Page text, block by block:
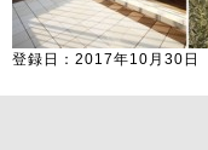
登録日：2017年10月30日